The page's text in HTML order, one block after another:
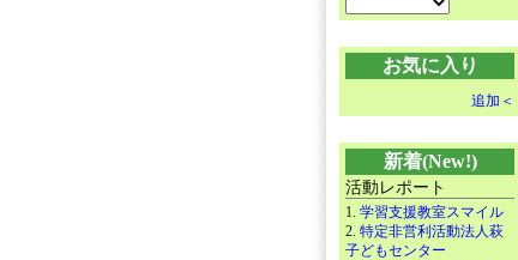
お気に入り
追加＜
新着(New!)
活動レポート
1. 学習支援教室スマイル
2. 特定非営利活動法人萩
子どもセンター